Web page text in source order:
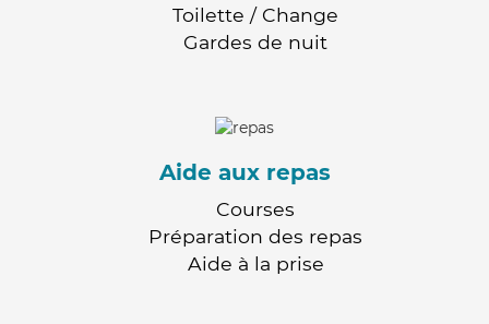
Toilette / Change
Gardes de nuit
Aide aux repas
Courses
Préparation des repas
Aide à la prise